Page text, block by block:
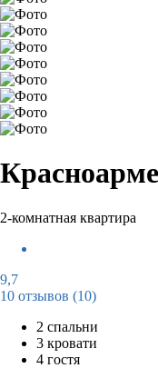
2-комнатная квартира
9,7
10 отзывов (10)
2 спальни
3 кровати
4 гостя